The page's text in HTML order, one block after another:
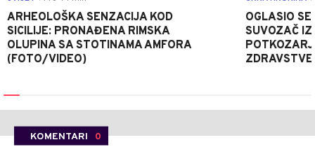
ARHEOLOŠKA SENZACIJA KOD
SICILIJE: PRONAĐENA RIMSKA
OLUPINA SA STOTINAMA AMFORA
(FOTO/VIDEO)
OGLASIO
SUVOZAČ IZ
KOMENTARI 0